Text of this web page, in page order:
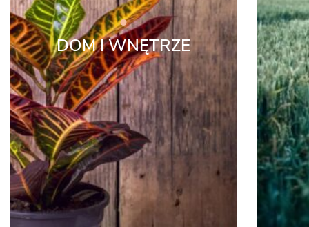
DOM I WNĘTRZE